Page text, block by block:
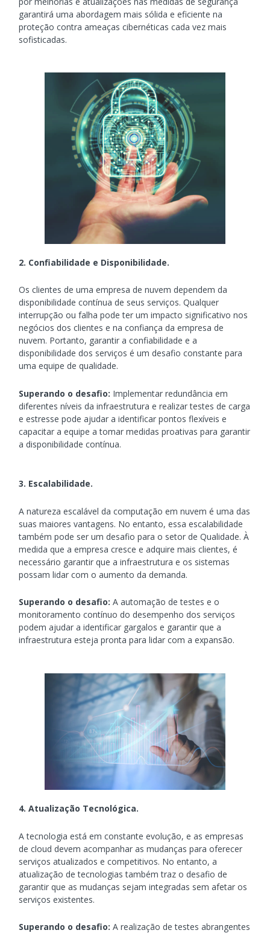
garantirá uma abordagem mais sólida e eficiente na
proteção contra ameaças cibernéticas cada vez mais
sofisticadas.
2. Confiabilidade e Disponibilidade.
Os clientes de uma empresa de nuvem dependem da
disponibilidade contínua de seus serviços. Qualquer
interrupção ou falha pode ter um impacto significativo nos
negócios dos clientes e na confiança da empresa de
nuvem. Portanto, garantir a confiabilidade e a
disponibilidade dos serviços é um desafio constante para
uma equipe de qualidade.
Superando o desafio: Implementar redundância em
diferentes níveis da infraestrutura e realizar testes de carga
e estresse pode ajudar a identificar pontos flexíveis e
capacitar a equipe a tomar medidas proativas para garantir
a disponibilidade contínua.
3. Escalabilidade.
A natureza escalável da computação em nuvem é uma das
suas maiores vantagens. No entanto, essa escalabilidade
também pode ser um desafio para o setor de Qualidade. À
medida que a empresa cresce e adquire mais clientes, é
necessário garantir que a infraestrutura e os sistemas
possam lidar com o aumento da demanda.
Superando o desafio: A automação de testes e o
monitoramento contínuo do desempenho dos serviços
podem ajudar a identificar gargalos e garantir que a
infraestrutura esteja pronta para lidar com a expansão.
4. Atualização Tecnológica.
A tecnologia está em constante evolução, e as empresas
de cloud devem acompanhar as mudanças para oferecer
serviços atualizados e competitivos. No entanto, a
atualização de tecnologias também traz o desafio de
garantir que as mudanças sejam integradas sem afetar os
serviços existentes.
Superando o desafio:A realização de testes abrangentes